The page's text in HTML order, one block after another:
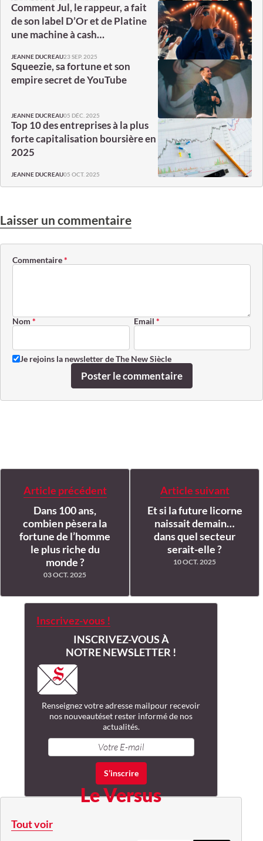
Comment Jul, le rappeur, a fait
de son label D’Or et de Platine
une machine à cash…
JEANNE DUCREAU23 SEP. 2025
Squeezie, sa fortune et son
empire secret de YouTube
JEANNE DUCREAU05 DÉC. 2025
Top 10 des entreprises à la plus
forte capitalisation boursière en
2025
JEANNE DUCREAU05 OCT. 2025
Laisser un commentaire
Commentaire*
Nom * Email *
Je rejoins la newsletter de The New Siècle
Poster le commentaire
Article précédent
Dans 100 ans,
combien pèsera la
fortune de l’homme
le plus riche du
monde ?
03 OCT. 2025
Article suivant
Et si la future licorne
naissait demain…
dans quel secteur
serait-elle ?
10 OCT. 2025
Inscrivez-vous !
INSCRIVEZ-VOUS À
NOTRE NEWSLETTER !
Renseignez votre adresse mailpour recevoir
nos nouveautéset rester informé de nos
actualités.
Le Versus
Tout voir